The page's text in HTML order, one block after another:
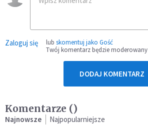
Zaloguj się lub skomentuj jako Gość
Twój komentarz będzie moderowany
DODAJ KOMENTARZ
Komentarze ()
Najnowsze Najpopularniejsze